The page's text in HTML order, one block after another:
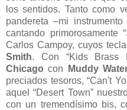
los sentidos. Tanto como
pandereta –mi
cantando primorosamente
Carlos Campoy, cuyos
Smith. Con “Kids Brass
Chicagocon Muddy
preciados tesoros, “Can't
aquel “Desert Town”
con un tremendísimo bis,